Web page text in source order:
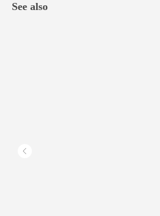
See also